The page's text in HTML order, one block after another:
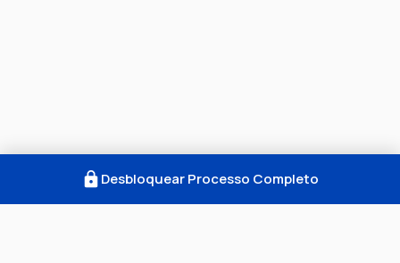
Desbloquear Processo Completo